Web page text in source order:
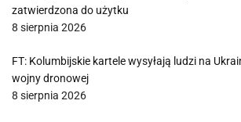
zatwierdzona do użytku
8 sierpnia 2026
FT: Kolumbijskie kartele wysyłają ludzi na
wojny dronowej
8 sierpnia 2026